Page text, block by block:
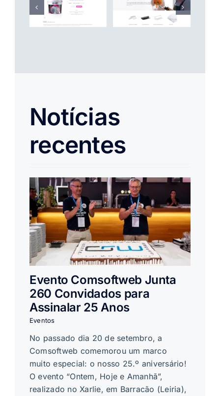
Notícias
recentes
Evento Comsoftweb Junta
260 Convidados para
Assinalar 25 Anos
Eventos
No passado dia 20 de setembro, a
Comsoftweb comemorou um marco
muito especial: o nosso 25.º aniversário!
O evento “Ontem, Hoje e Amanhã”,
realizado no Xarlie, em Barracão (Leiria),